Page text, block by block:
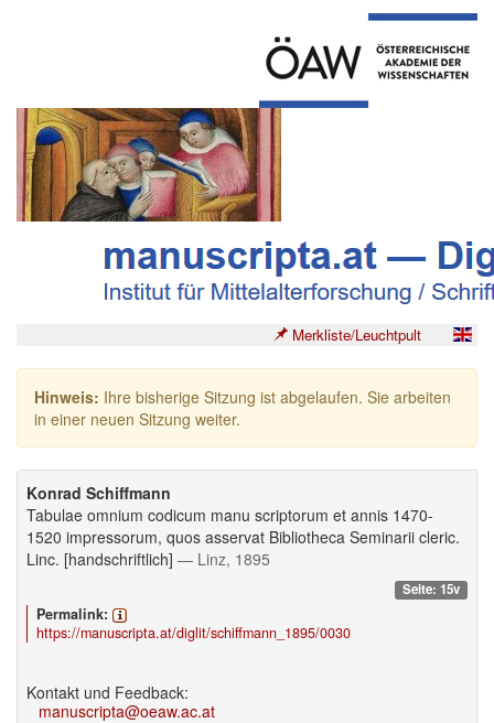
Merkliste/Leuchtpult
Hinweis: Ihre bisherige Sitzung ist abgelaufen. Sie arbeiten
in einer neuen Sitzung weiter.
Konrad Schiffmann
Tabulae omnium codicum manu scriptorum et annis 1470-
1520 impressorum, quos asservat Bibliotheca Seminarii cleric.
Linc. [handschriftlich] — Linz, 1895
Seite: 15v
Permalink:
https://manuscripta.at/diglit/schiffmann_1895/0030
Kontakt und Feedback:
manuscripta@oeaw.ac.at